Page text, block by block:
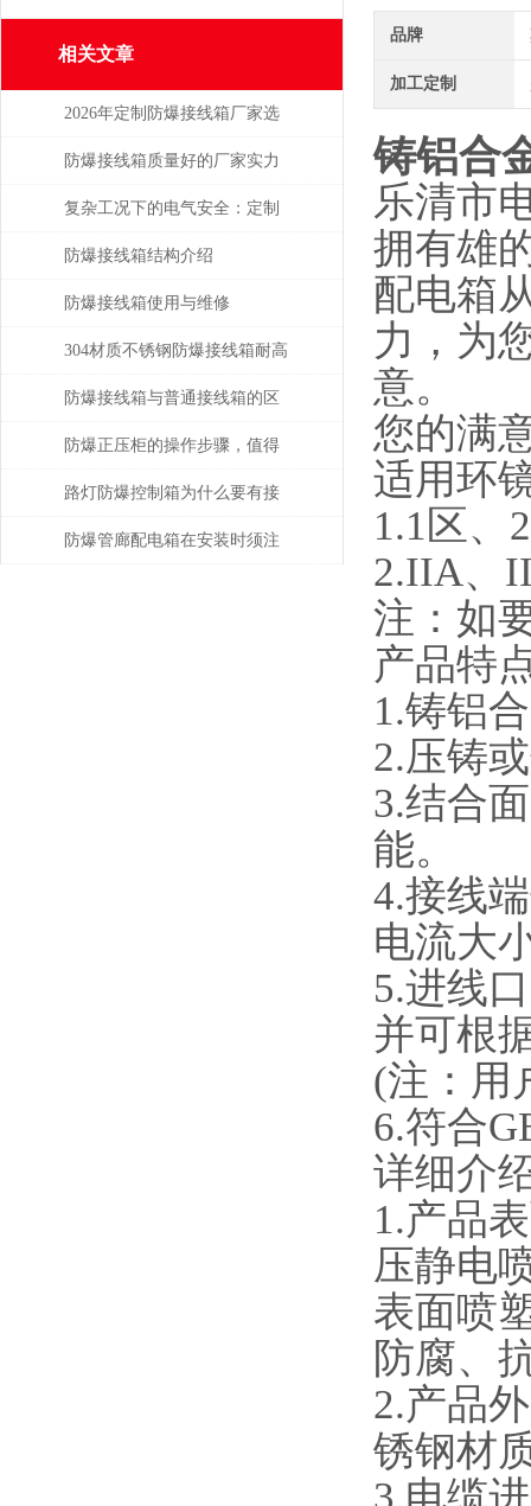
品牌
加工定制
铸铝合
乐清市
拥有雄
配电箱
力，为
意。
您的满
适用环
1.1区、
2.IIA、
注：如
产品特
1.铸铝
2.压铸
3.结合
能。
4.接线
电流大
5.进线
并可根
(注：用
6.符合
详细介
1.产品
压静电
表面喷
防腐、
2.产品
锈钢材
3.电缆
相关文章
2026年定制防爆接线箱厂家选
购指南
防爆接线箱质量好的厂家实力
与产品性能解读
复杂工况下的电气安全：定制
防爆接线箱优质厂家的解决方
案
防爆接线箱结构介绍
防爆接线箱使用与维修
304材质不锈钢防爆接线箱耐高
温多少
防爆接线箱与普通接线箱的区
别在哪?
防爆正压柜的操作步骤，值得
了解一下
路灯防爆控制箱为什么要有接
触器
防爆管廊配电箱在安装时须注